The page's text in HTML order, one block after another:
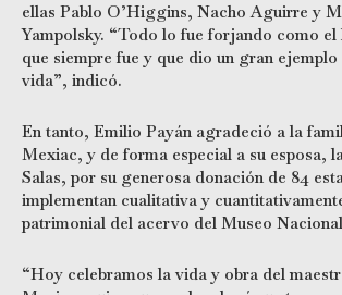
ellas Pablo O’Higgins, Nacho Aguirre y
Yampolsky. “Todo lo fue forjando como el
que siempre fue y que dio un gran
vida”, indicó.
En tanto, Emilio Payán agradeció a la
Mexiac, y de forma especial a su esposa,
Salas, por su generosa donación de 84
implementan cualitativa y
patrimonial del acervo del Museo
“Hoy celebramos la vida y obra del